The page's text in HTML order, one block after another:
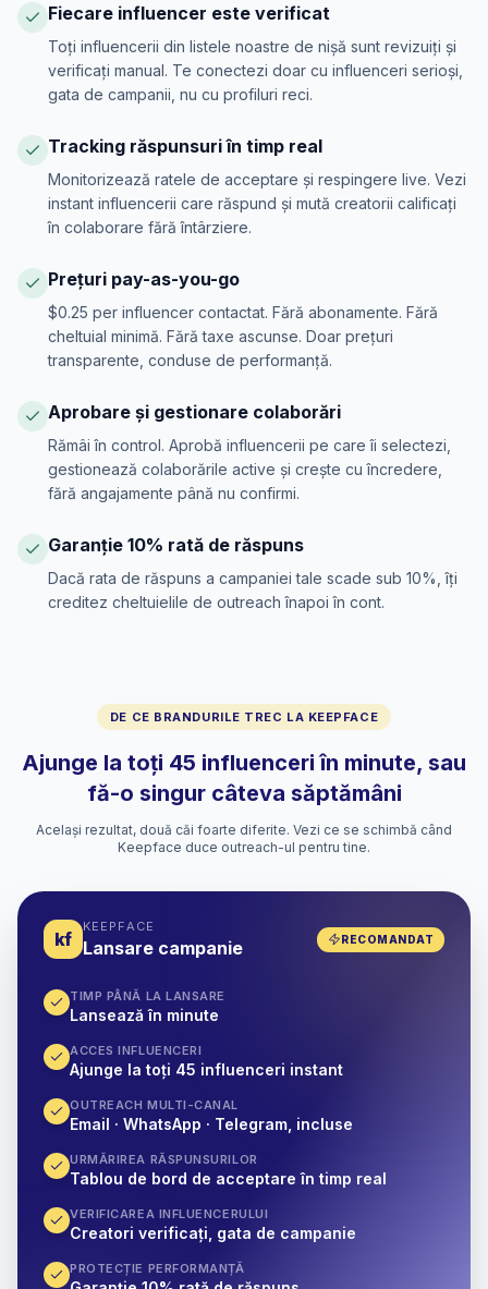
Fiecare influencer este verificat
Toți influencerii din listele noastre de nișă sunt revizuiți și
verificați manual. Te conectezi doar cu influenceri serioși,
gata de campanii, nu cu profiluri reci.
Tracking răspunsuri în timp real
Monitorizează ratele de acceptare și respingere live. Vezi
instant influencerii care răspund și mută creatorii calificați
în colaborare fără întârziere.
Prețuri pay-as-you-go
$0.25 per influencer contactat. Fără abonamente. Fără
cheltuial minimă. Fără taxe ascunse. Doar prețuri
transparente, conduse de performanță.
Aprobare și gestionare colaborări
Rămâi în control. Aprobă influencerii pe care îi selectezi,
gestionează colaborările active și crește cu încredere,
fără angajamente până nu confirmi.
Garanție 10% rată de răspuns
Dacă rata de răspuns a campaniei tale scade sub 10%, îți
creditez cheltuielile de outreach înapoi în cont.
DE CE BRANDURILE TREC LA KEEPFACE
Ajunge la toți 45 influenceri în minute, sau
fă-o singur câteva săptămâni
Același rezultat, două căi foarte diferite. Vezi ce se schimbă când
Keepface duce outreach-ul pentru tine.
kf
KEEPFACE
Lansare campanie RECOMANDAT
TIMP PÂNĂ LA LANSARE
Lansează în minute
ACCES INFLUENCERI
Ajunge la toți 45 influenceri instant
OUTREACH MULTI-CANAL
Email · WhatsApp · Telegram, incluse
URMĂRIREA RĂSPUNSURILOR
Tablou de bord de acceptare în timp real
VERIFICAREA INFLUENCERULUI
Creatori verificați, gata de campanie
PROTECȚIE PERFORMANȚĂ